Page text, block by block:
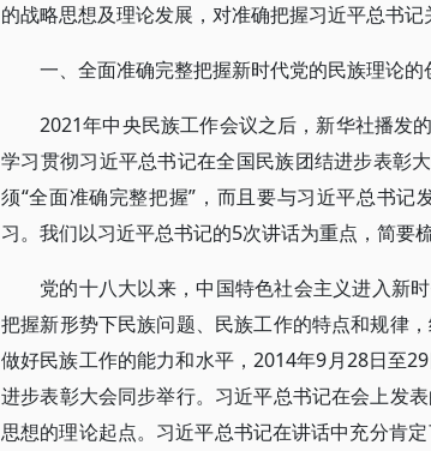
的战略思想及理论发展，对准确把握习近平总书
一、全面准确完整把握新时代党的民族理论的
2021年中央民族工作会议之后，新华社播发
学习贯彻习近平总书记在全国民族团结进步表彰
须“全面准确完整把握”，而且要与习近平总书
习。我们以习近平总书记的5次讲话为重点，简要
党的十八大以来，中国特色社会主义进入新
把握新形势下民族问题、民族工作的特点和规律
做好民族工作的能力和水平，2014年9月28日至
进步表彰大会同步举行。习近平总书记在会上发
思想的理论起点。习近平总书记在讲话中充分肯